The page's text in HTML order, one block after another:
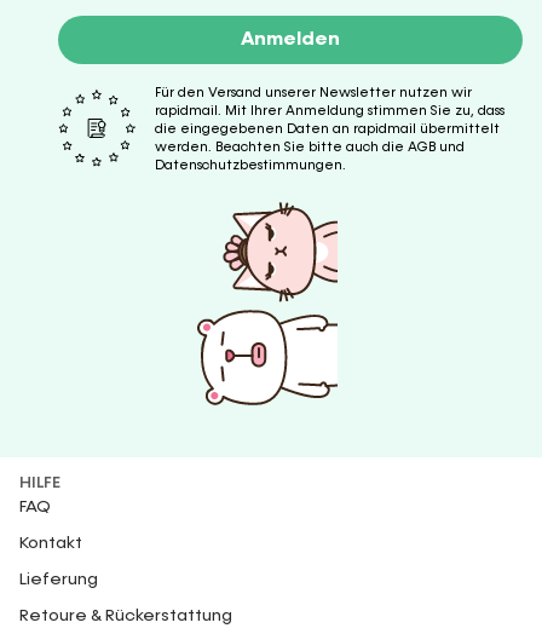
Anmelden
Für den Versand unserer Newsletter nutzen wir
rapidmail. Mit Ihrer Anmeldung stimmen Sie zu, dass
die eingegebenen Daten an rapidmail übermittelt
werden. Beachten Sie bitte auch die AGB und
Datenschutzbestimmungen.
HILFE
FAQ
Kontakt
Lieferung
Retoure & Rückerstattung